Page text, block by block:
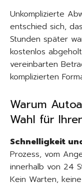
Unkomplizierte
entschied sich,
Stunden später
kostenlos
vereinbarten
komplizierten
Warum
Wahl für
Schnelligkeit
Prozess, vom
innerhalb von 24
Kein Warten,